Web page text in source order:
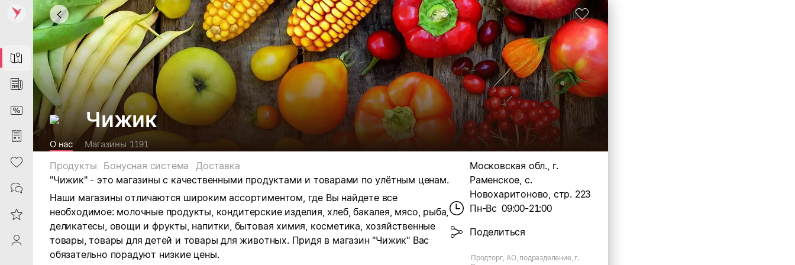
Map
News
DiscountCard
Purchases
Heart
Contacts
Reviews
ProfileSaby
Чижик
О нас Магазины 1191
Продукты Бонусная система
Доставка
"Чижик" -это магазины с качественными продуктами и товарами по улётным ценам.
Наши магазины отличаются широким ассортиментом, где Вы найдете все
необходимое: молочные продукты, кондитерские изделия, хлеб, бакалея, мясо, рыба,
деликатесы, овощи и фрукты, напитки, бытовая химия, косметика, хозяйственные
товары, товары для детей и товары для животных. Придя в магазин "Чижик" Вас
обязательно порадуют низкие цены.
Московская обл., г.
Раменское, с.
Новохаритоново, стр. 223
Пн-Вс 09:00-21:00
Поделиться
Продторг, АО, подразделение, г.